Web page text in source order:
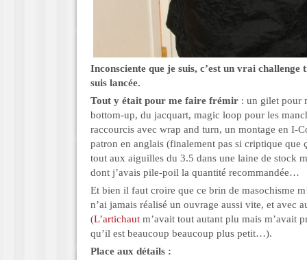
Inconsciente que je suis, c’est un vrai challenge
suis lancée.
Tout y était pour me faire frémir : un gilet pour
bottom-up, du jacquart, magic loop pour les
raccourcis avec wrap and turn, un montage en I-
patron en anglais (finalement pas si criptique que
tout aux aiguilles du 3.5 dans une laine de stock
dont j’avais pile-poil la quantité recommandée…
Et bien il faut croire que ce brin de masochisme
n’ai jamais réalisé un ouvrage aussi vite, et avec
(L’artichaut m’avait tout autant plu mais m’avait
qu’il est beaucoup beaucoup plus petit…).
Place aux détails :